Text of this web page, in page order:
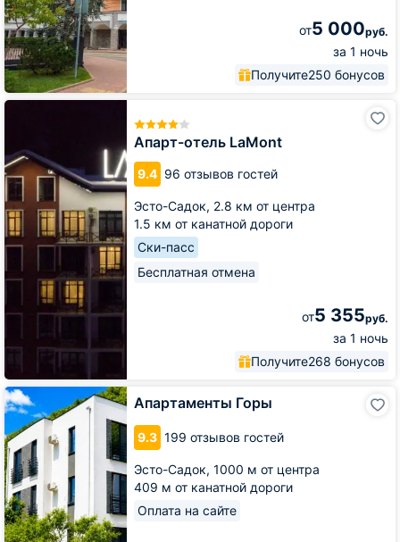
от5 000руб.
за 1 ночь
Получите250 бонусов
Апарт-отель LaMont
9.4 96 отзывов гостей
Эсто-Садок, 2.8 км от центра
1.5 км от канатной дороги
Ски-пасс
Бесплатная отмена
от5 355руб.
за 1 ночь
Получите268 бонусов
Апарт-
Апартаменты Горы
9.3 199 отзывов гостей
Эсто-Садок, 1000 м от центра
409 м от канатной дороги
Оплата на сайте
Апартаменты
Горы